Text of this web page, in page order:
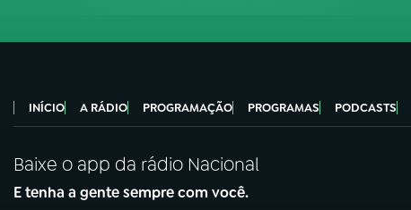
INÍCIO A RÁDIO PROGRAMAÇÃO PROGRAMAS PODCASTS
Baixe o app da rádio Nacional
E tenha a gente sempre com você.